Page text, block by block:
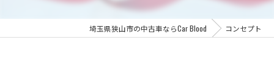
埼玉県狭山市の中古車ならCar Blood コンセプト